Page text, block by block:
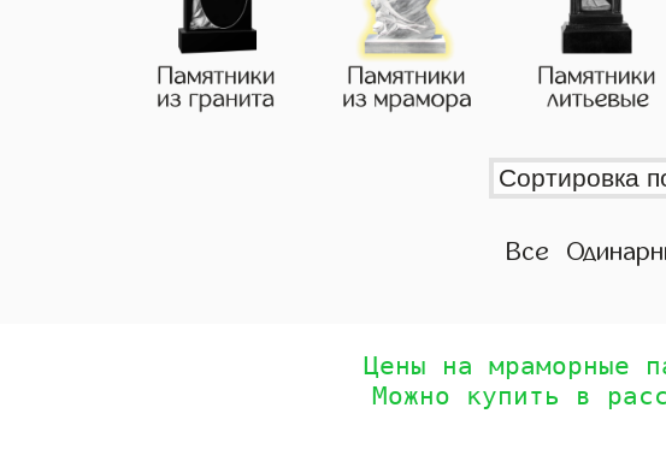
Все
Цены на мраморные
Можно купить в